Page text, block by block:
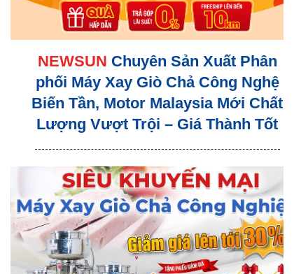
NEWSUN Chuyên Sản Xuất Phân
phối Máy Xay Giò Chả Công Nghệ
Biến Tần, Motor Malaysia Mới Chất
Lượng Vượt Trội – Giá Thành Tốt